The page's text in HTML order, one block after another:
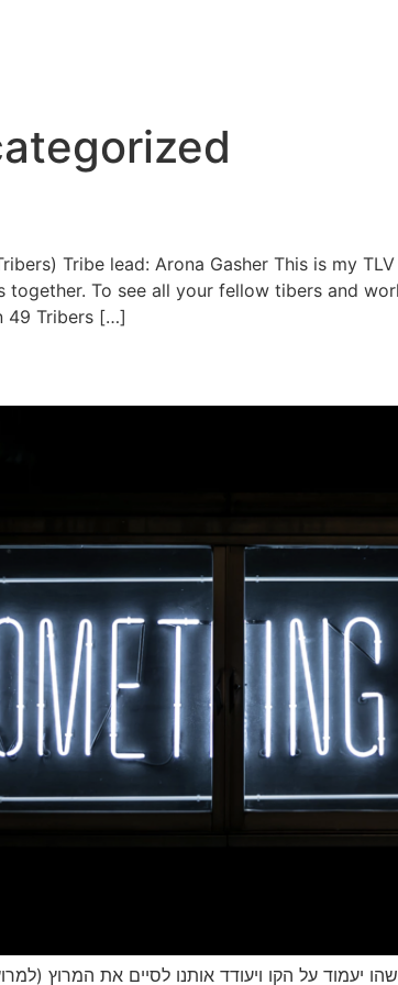
Tribe lead: Arona Gasher This is my
together. To see all your fellow tibers and
49 Tribers […]
יעמוד על הקו ויעודד אותנו לסיים את המרוץ